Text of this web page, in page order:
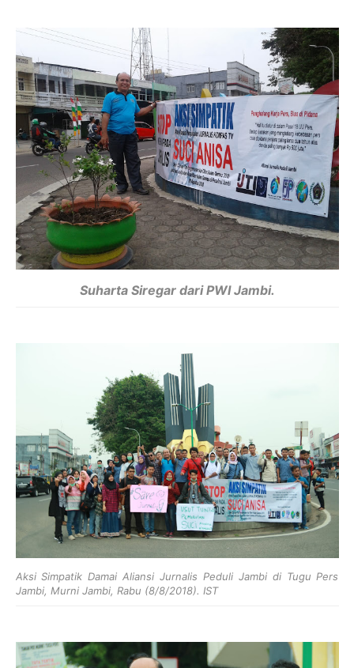
Suharta Siregar dari PWI Jambi.
Aksi Simpatik Damai Aliansi Jurnalis Peduli Jambi di Tugu Pers
Jambi, Murni Jambi, Rabu (8/8/2018). IST